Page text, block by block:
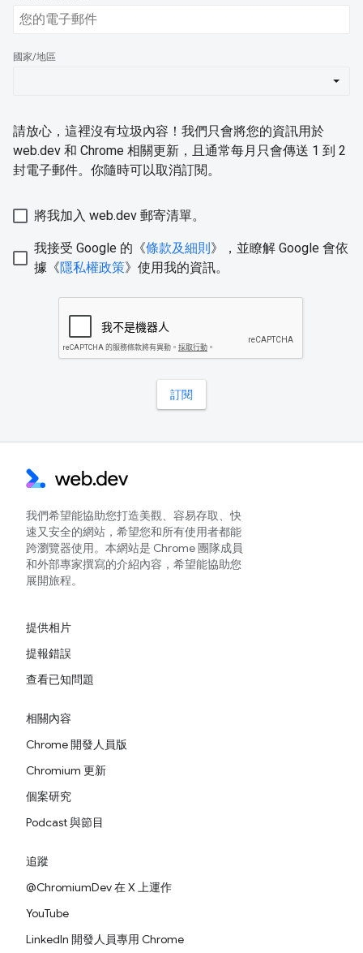
我們希望能協助您打造美觀、容易存取、快
速又安全的網站，希望您和所有使用者都能
跨瀏覽器使用。本網站是 Chrome 團隊成員
和外部專家撰寫的介紹內容，希望能協助您
展開旅程。
提供相片
提報錯誤
查看已知問題
相關內容
Chrome 開發人員版
Chromium 更新
個案研究
Podcast 與節目
追蹤
@ChromiumDev 在 X 上運作
YouTube
LinkedIn 開發人員專用 Chrome